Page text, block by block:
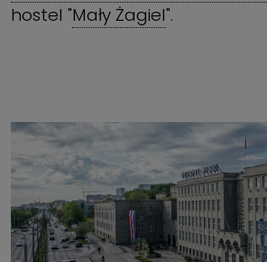
hostel "Mały Żagiel".